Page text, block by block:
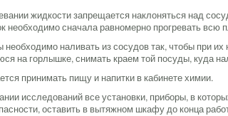
жидкости запрещается наклоняться над
необходимо сначала равномерно прогревать всю
необходимо наливать из сосудов так, чтобы при
на горлышке, снимать краем той посуды, куда
принимать пищу и напитки в кабинете химии.
исследований все установки, приборы, в
оставить в вытяжном шкафу до конца